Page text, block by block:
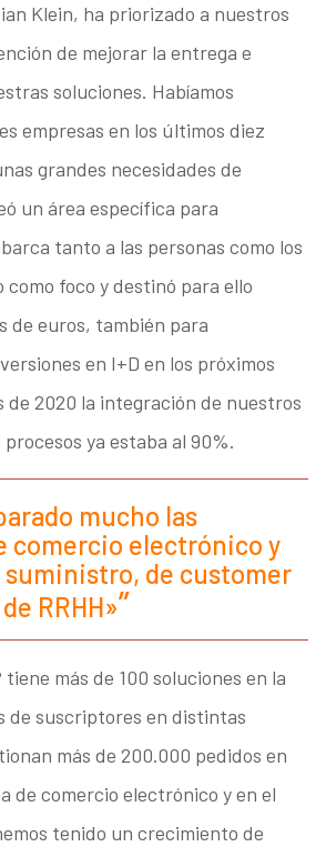
Klein, ha priorizado a nuestros
de mejorar la entrega e
soluciones. Habíamos
empresas en los últimos diez
grandes necesidades de
un área específica para
tanto a las personas como los
foco y destinó para ello
de euros, también para
en I+D en los próximos
de 2020 la integración de nuestros
ya estaba al 90%.
mucho las
comercio electrónico y
suministro, de customer
RRHH»
más de 100 soluciones en la
de suscriptores en distintas
más de 200.000 pedidos en
de comercio electrónico y en el
tenido un crecimiento de